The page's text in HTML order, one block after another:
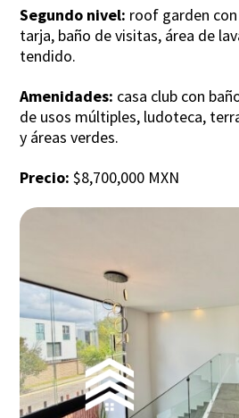
Segundo nivel: roof garden
tarja, baño de visitas, área de
tendido.
Amenidades: casa club con
de usos múltiples, ludoteca,
y áreas verdes.
Precio: $8,700,000 MXN